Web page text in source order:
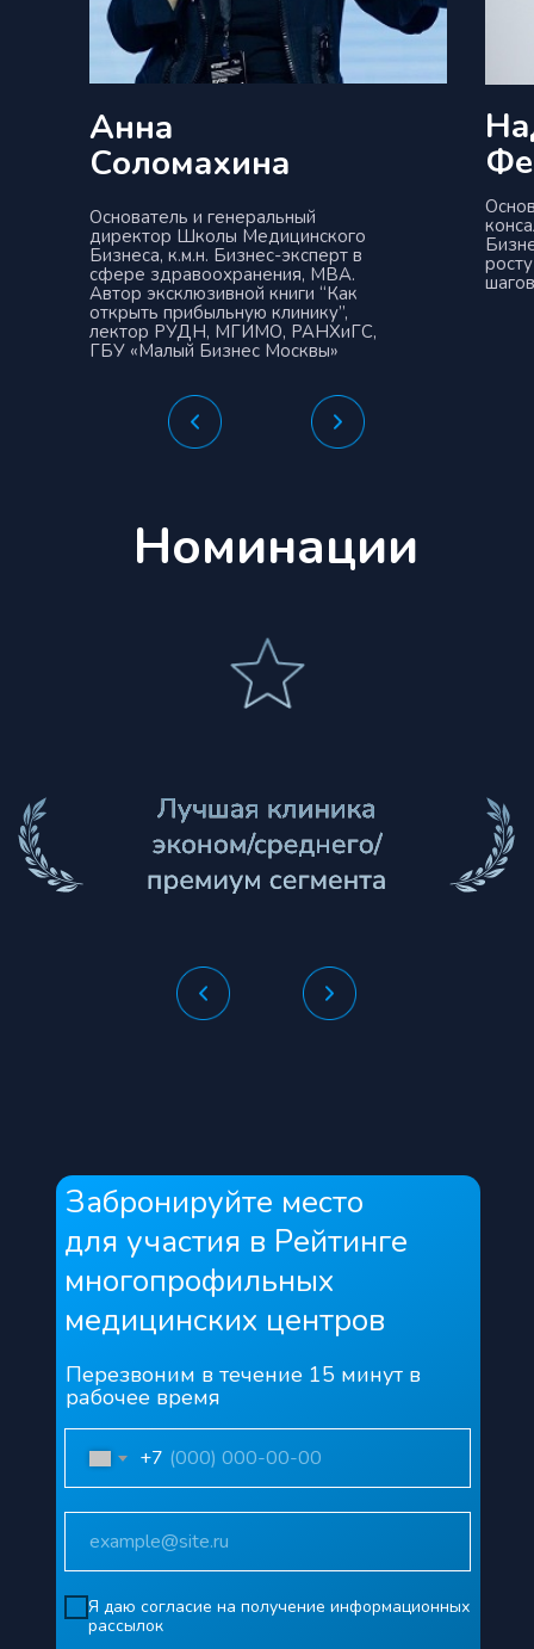
Основатель и генеральный
директор Школы Медицинского
Бизнеса, к.м.н. Бизнес-эксперт в
сфере здравоохранения, МВА.
Автор эксклюзивной книги “Как
открыть прибыльную клинику”,
лектор РУДН, МГИМО, РАНХиГС,
ГБУ «Малый Бизнес Москвы»
Анна
Соломахина
+7
Я даю согласие на получение информационных
рассылок
Забронируйте место
для участия в Рейтинге
многопрофильных
медицинских центров
Перезвоним в течение 15 минут в
рабочее время